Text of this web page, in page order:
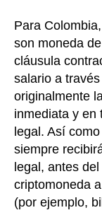
Para
son moneda
cláusula
salario a
originalmente
inmediata y en
legal. Así
siempre
legal, antes
criptomoneda
(por ejemplo,